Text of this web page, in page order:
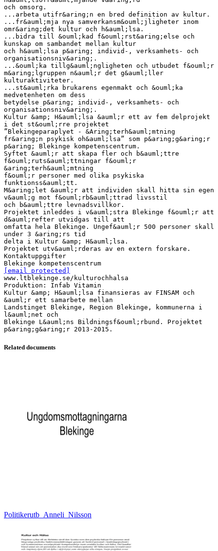
och omsorg.
...arbeta utifr&aring;n en bred definition av kultur.
...fr&auml;mja nya samverkansm&ouml;jligheter inom
omr&aring;det kultur och h&auml;lsa.
...bidra till &ouml;kad f&ouml;rst&aring;else och
kunskap om sambandet mellan kultur
och h&auml;lsa p&aring; individ-, verksamhets- och
organisationsniv&aring;.
...&ouml;ka tillg&auml;ngligheten och utbudet f&ouml;r
m&aring;lgruppen n&auml;r det g&auml;ller
kulturaktiviteter.
...st&auml;rka brukarens egenmakt och &ouml;ka
medvetenheten om dess
betydelse p&aring; individ-, verksamhets- och
organisationsniv&aring;.
Kultur &amp; H&auml;lsa &auml;r ett av fem delprojekt
i det st&ouml;rre projektet
”Blekingeparaplyet - &Aring;terh&auml;mtning
fr&aring;n psykisk oh&auml;lsa” som p&aring;g&aring;r
p&aring; Blekinge kompetenscentrum.
Syftet &auml;r att skapa fler och b&auml;ttre
f&ouml;ruts&auml;ttningar f&ouml;r
&aring;terh&auml;mtning
f&ouml;r personer med olika psykiska
funktionss&auml;tt.
M&aring;let &auml;r att individen skall hitta sin egen
v&auml;g mot f&ouml;rb&auml;ttrad livsstil
och b&auml;ttre levnadsvillkor.
Projektet inleddes i v&auml;stra Blekinge f&ouml;r att
d&auml;refter utvidgas till att
omfatta hela Blekinge. Ungef&auml;r 500 personer skall
under 3 &aring;rs tid
delta i Kultur &amp; H&auml;lsa.
Projektet utv&auml;rderas av en extern forskare.
Kontaktuppgifter
[email protected]
www.ltblekinge.se/kulturochhalsa
Produktion: Infab Vitamin
Kultur &amp; H&auml;lsa finansieras av FINSAM och
&auml;r ett samarbete mellan
Landstinget Blekinge, Region Blekinge, kommunerna i
l&auml;net och
Blekinge L&auml;ns Bildningsf&ouml;rbund. Projektet
Related documents
Politikerutb_Anneli_Nilsson